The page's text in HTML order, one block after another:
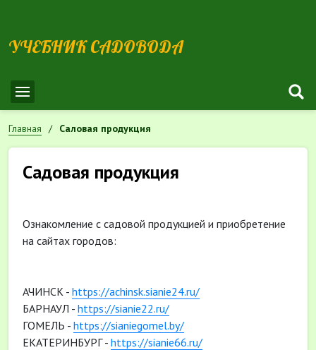
УЧЕБНИК САДОВОДА
Главная Саловая продукция
Садовая продукция
Ознакомление с садовой продукцией и приобретение
на сайтах городов:
АЧИНСК - https://achinsk.sianie24.ru/
БАРНАУЛ - https://sianie22.ru/
ГОМЕЛЬ - https://sianiegomel.by/
ЕКАТЕРИНБУРГ - https://sianie66.ru/